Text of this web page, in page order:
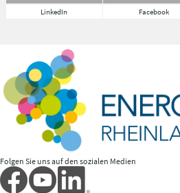
LinkedIn Facebook
Folgen Sie uns auf den sozialen Medien